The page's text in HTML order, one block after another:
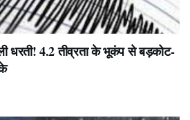
धरती! 4.2 तीव्रता के भूकंप से बड़कोट-